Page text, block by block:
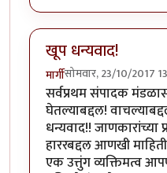
खूप धन्यवाद!
मार्गीसोमवार, 23/10/2017
सर्वप्रथम संपादक
घेतल्याबद्दल!
धन्यवाद!! जाणकारांच्या
हाररबद्दल आणखी
एक उत्तुंग व्यक्तिमत्व